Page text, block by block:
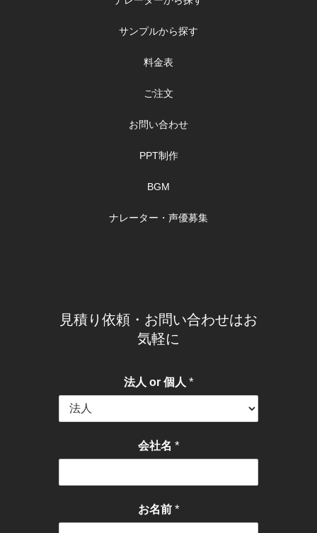
サンプルから探す
料金表
ご注文
お問い合わせ
PPT制作
BGM
ナレーター・声優募集
見積り依頼・お問い合わせはお
気軽に
法人 or 個人 *
会社名 *
お名前 *